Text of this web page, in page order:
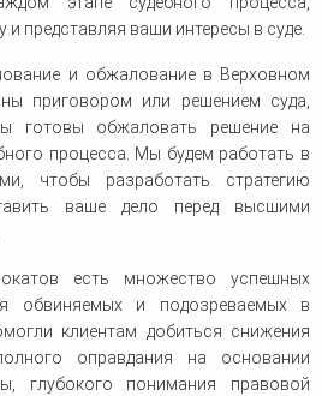
представляя ваши интересы в суде.
и обжалование в Верховном
приговором или решением суда,
готовы обжаловать решение на
процесса. Мы будем работать в
чтобы разработать стратегию
ваше дело перед высшими
есть множество успешных
обвиняемых и подозреваемых в
клиентам добиться снижения
оправдания на основании
глубокого понимания правовой